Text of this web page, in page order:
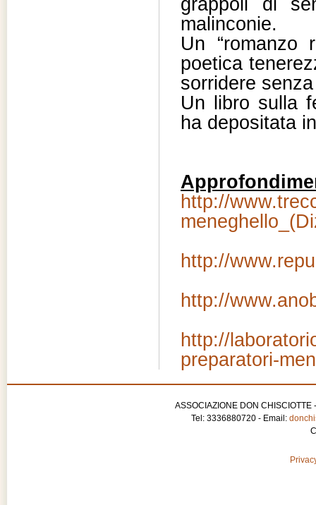
malinconie.
Un “romanzo
poetica
sorridere
Un libro sulla
ha depositata
http://
http://
http://
http://
preparatori-
ASSOCIAZIONE DON
Tel: 3336880720 - Email: